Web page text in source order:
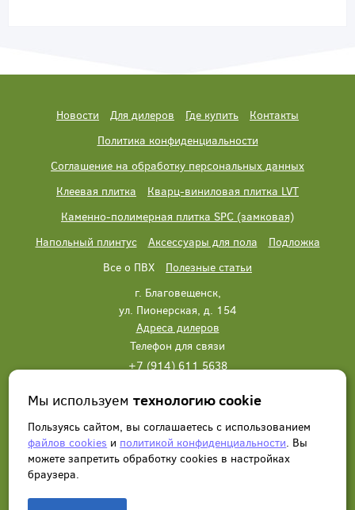
Новости Для дилеров Где купить
Контакты
Политика конфиденциальности
Соглашение на обработку персональных данных
Клеевая плитка
Кварц-виниловая плитка LVT
Каменно-полимерная плитка SPC (замковая)
Напольный плинтус
Аксессуары для пола
Подложка
Все о ПВХ
Полезные статьи
г. Благовещенск,
ул. Пионерская, д. 154
Адреса дилеров
Телефон для связи
+7 (914) 611 5638
Написать нам Заказать звонок
Мы используемтехнологию cookie
Пользуясь сайтом, вы соглашаетесь с использованием
файлов cookies и политикой конфиденциальности. Вы
можете запретить обработку сookies в настройках
браузера.